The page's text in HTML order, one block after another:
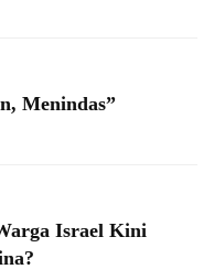
Menindas”
Israel Kini